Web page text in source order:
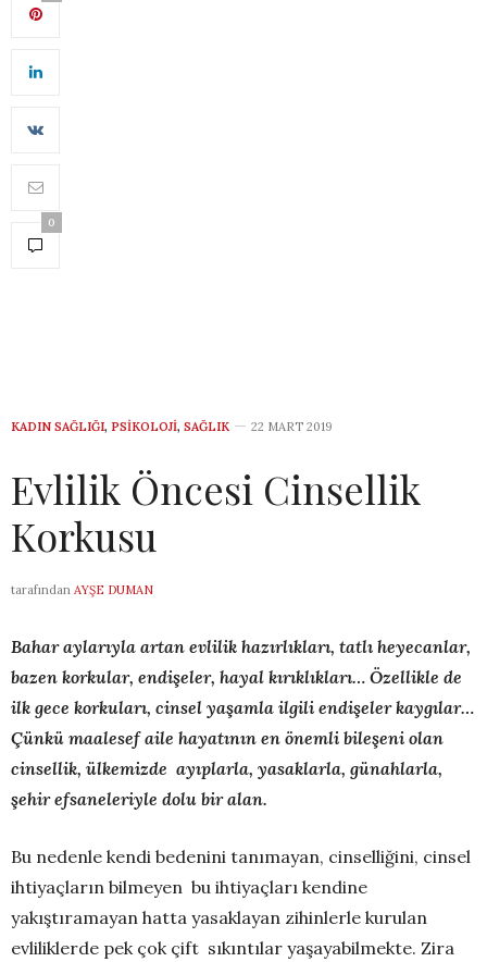
0
KADIN SAĞLIĞI, PSIKOLOJI, SAĞLIK 22 MART 2019
Evlilik Öncesi Cinsellik
Korkusu
tarafından AYŞE DUMAN
Bahar aylarıyla artan evlilik hazırlıkları, tatlı heyecanlar,
bazen korkular, endişeler, hayal kırıklıkları… Özellikle de
ilk gece korkuları, cinsel yaşamla ilgili endişeler kaygılar…
Çünkü maalesef aile hayatının en önemli bileşeni olan
cinsellik, ülkemizde ayıplarla, yasaklarla, günahlarla,
şehir efsaneleriyle dolu bir alan.
Bu nedenle kendi bedenini tanımayan, cinselliğini, cinsel
ihtiyaçların bilmeyen bu ihtiyaçları kendine
yakıştıramayan hatta yasaklayan zihinlerle kurulan
evliliklerde pek çok çift sıkıntılar yaşayabilmekte. Zira